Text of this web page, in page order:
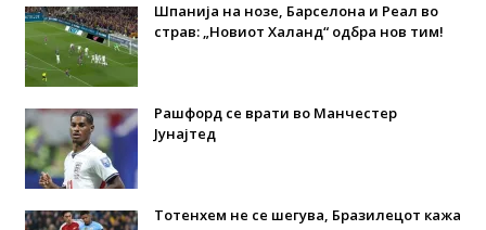
Шпанија на нозе, Барселона и Реал во
страв: „Новиот Халанд“ одбра нов тим!
Рашфорд се врати во Манчестер
Јунајтед
Тотенхем не се шегува, Бразилецот кажа